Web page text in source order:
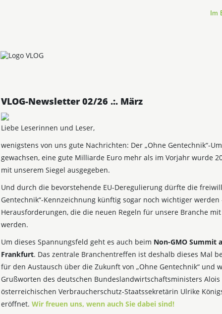
Im
VLOG-Newsletter 02/26 .:. März
Liebe Leserinnen und Leser,
wenigstens von uns gute Nachrichten: Der „Ohne Gentechnik“-
gewachsen, eine gute Milliarde Euro mehr als im Vorjahr wurde
mit unserem Siegel ausgegeben.
Und durch die bevorstehende EU-Deregulierung dürfte die
Gentechnik“-Kennzeichnung künftig sogar noch wichtiger werden
Herausforderungen, die die neuen Regeln für unsere Branche
werden.
Um dieses Spannungsfeld geht es auch beim Non-GMO Summit
Frankfurt. Das zentrale Branchentreffen ist deshalb dieses Mal
für den Austausch über die Zukunft von „Ohne Gentechnik“ und
Grußworten des deutschen Bundeslandwirtschaftsministers
österreichischen Verbraucherschutz-Staatssekretärin Ulrike
eröffnet. Wir freuen uns, wenn auch Sie dabei sind!